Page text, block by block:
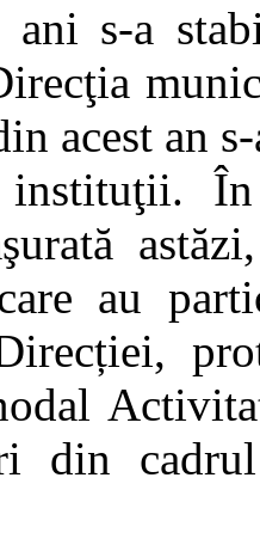
s-a
acest an
instituţii.
au
din